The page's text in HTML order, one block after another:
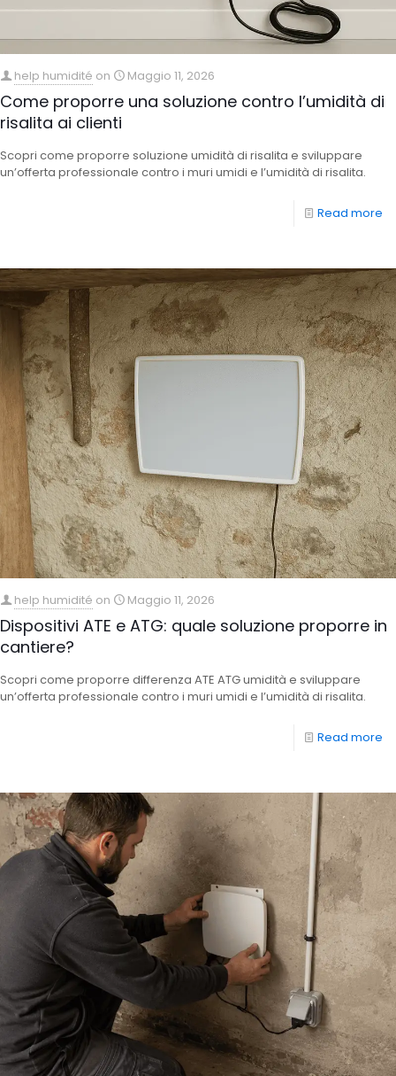
help humidité on Maggio 11, 2026
Come proporre una soluzione contro l’umidità di
risalita ai clienti
Scopri come proporre soluzione umidità di risalita e sviluppare
un’offerta professionale contro i muri umidi e l’umidità di risalita.
Read more
help humidité on Maggio 11, 2026
Dispositivi ATE e ATG: quale soluzione proporre in
cantiere?
Scopri come proporre differenza ATE ATG umidità e sviluppare
un’offerta professionale contro i muri umidi e l’umidità di risalita.
Read more